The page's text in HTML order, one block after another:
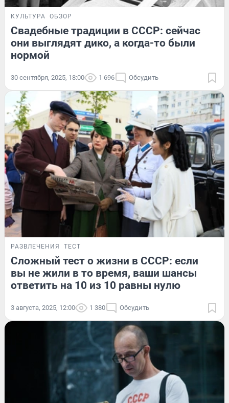
КУЛЬТУРА ОБЗОР
Свадебные традиции в СССР: сейчас
они выглядят дико, а когда-то были
нормой
30 сентября, 2025, 18:00 1 696 Обсудить
РАЗВЛЕЧЕНИЯ ТЕСТ
Сложный тест о жизни в СССР: если
вы не жили в то время, ваши шансы
ответить на 10 из 10 равны нулю
3 августа, 2025, 12:00 1 380 Обсудить